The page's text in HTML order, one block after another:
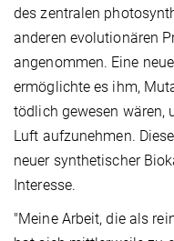
des zentralen
anderen evolutionären
angenommen. Eine
ermöglichte es ihm,
tödlich gewesen wären,
Luft aufzunehmen.
neuer synthetischer
Interesse.
"Meine Arbeit, die als